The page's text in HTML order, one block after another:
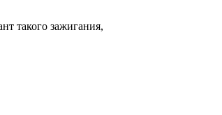
такого зажигания,